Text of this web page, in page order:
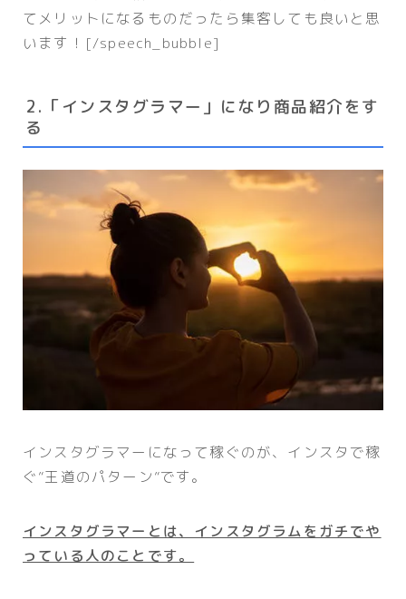
てメリットになるものだったら集客しても良いと思
います！[/speech_bubble]
2.「インスタグラマー」になり商品紹介をす
る
インスタグラマーになって稼ぐのが、インスタで稼
ぐ”王道のパターン”です。
インスタグラマーとは、インスタグラムをガチでや
っている人のことです。